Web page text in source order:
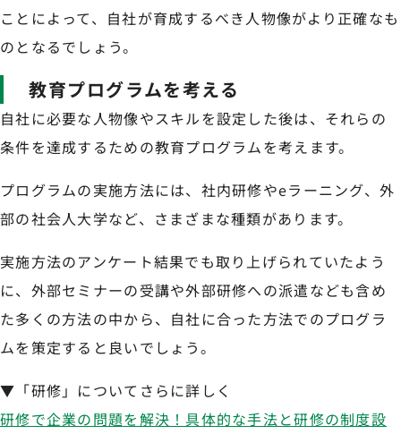
ことによって、自社が育成するべき人物像がより正確なも
のとなるでしょう。
教育プログラムを考える
自社に必要な人物像やスキルを設定した後は、それらの
条件を達成するための教育プログラムを考えます。
プログラムの実施方法には、社内研修やeラーニング、外
部の社会人大学など、さまざまな種類があります。
実施方法のアンケート結果でも取り上げられていたよう
に、外部セミナーの受講や外部研修への派遣なども含め
た多くの方法の中から、自社に合った方法でのプログラ
ムを策定すると良いでしょう。
▼「研修」についてさらに詳しく
研修で企業の問題を解決！具体的な手法と研修の制度設